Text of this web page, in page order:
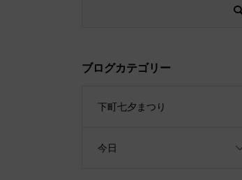
ブログカテゴリー
下町七夕まつり
今日